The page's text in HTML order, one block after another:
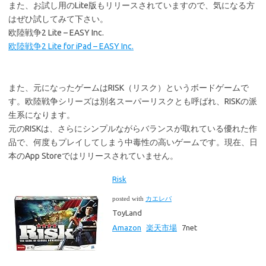
また、お試し用のLite版もリリースされていますので、気になる方
はぜひ試してみて下さい。
欧陸戦争2 Lite – EASY Inc.
欧陸戦争2 Lite for iPad – EASY Inc.
また、元になったゲームはRISK（リスク）というボードゲームで
す。欧陸戦争シリーズは別名スーパーリスクとも呼ばれ、RISKの派
生系になります。
元のRISKは、さらにシンプルながらバランスが取れている優れた作
品で、何度もプレイしてしまう中毒性の高いゲームです。現在、日
本のApp Storeではリリースされていません。
Risk
posted with カエレバ
ToyLand
Amazon
楽天市場 7net